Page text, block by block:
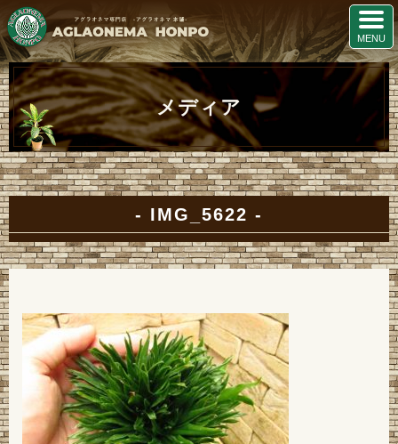
メディア
IMG_5622